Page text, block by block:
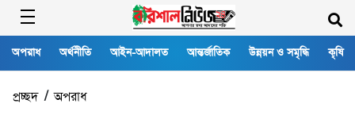
অপরাধ অর্থনীতি আইন-আদালত আন্তর্জাতিক উন্নয়ন ও সমৃদ্ধি কৃষি
প্রচ্ছদ/অপরাধ